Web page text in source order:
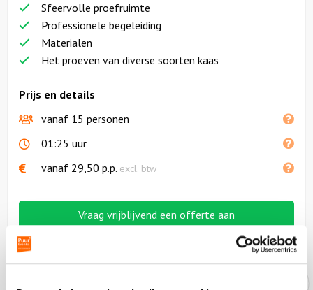
Prijs en details
vanaf 15 personen
01:25 uur
vanaf 29,50 p.p. excl. btw
Sfeervolle proefruimte
Professionele begeleiding
Materialen
Het proeven van diverse soorten kaas
Vraag vrijblijvend een offerte aan